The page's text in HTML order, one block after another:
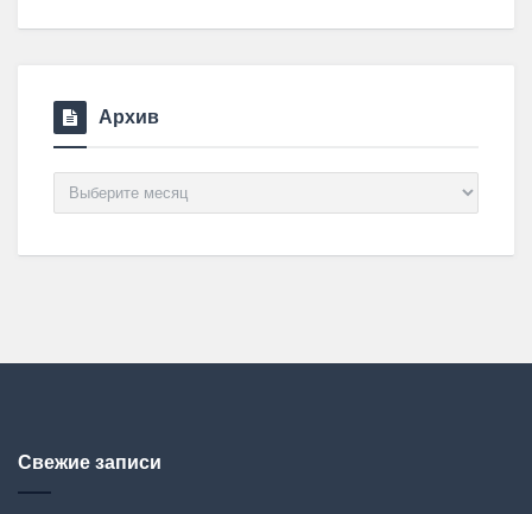
Архив
Архив
Свежие записи